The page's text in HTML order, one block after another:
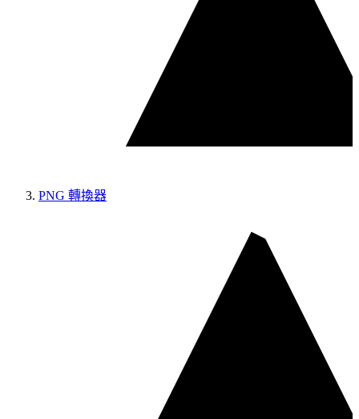
PNG 轉換器